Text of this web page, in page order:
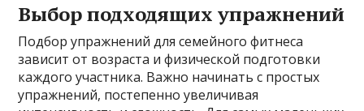
Выбор подходящих упражнений
Подбор упражнений для семейного фитнеса
зависит от возраста и физической подготовки
каждого участника. Важно начинать с простых
упражнений, постепенно увеличивая